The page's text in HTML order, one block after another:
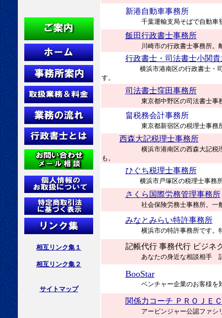
相互リンク集１
相互リンク集２
サイトマップ
新港自動車事務所
千葉運輸支局そばで自動車
飯田行政書士事務所
川崎市の行政書士事務所
行政書士・司法書士小関
横浜市港南区の行政書士・
す。
司法書士窪田事務所
東京都中野区の司法書士事
畠税務会計事務所
東京都新宿区の税理士事務
西森大記税理士事務所
横浜市港南区の西森大記税
も。
ひぐち税理士事務所
横浜市戸塚区の税理士事務
さくら国際労務管理事務所
社会保険労務士事務所。一
みなとみらい特許事務所
横浜市の特許事務所です。
記帳代行 事務代行 ビジネ
あなたの身近な相談相手
BooStar
ベンチャー企業のお客様を
関係力コーチ ＰＲＯＪＥ
アービンジャー公認ファシ